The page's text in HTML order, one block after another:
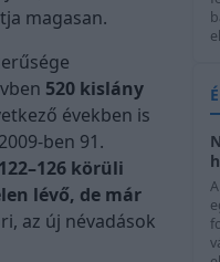
magasan.
520 kislány
években is
ben 91.
körüli
lévő, de már
az új névadások